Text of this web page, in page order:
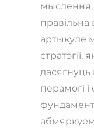
мыслення,
артыкуле
стратэгіі,
перамогі